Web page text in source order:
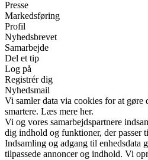
Presse
Markedsføring
Profil
Nyhedsbrevet
Samarbejde
Del et tip
Log på
Registrér dig
Nyhedsmail
Vi samler data via cookies for at gøre
smartere. Læs mere her.
Vi og vores samarbejdspartnere
dig indhold og funktioner, der passer
Indsamling og adgang til enhedsdata
tilpassede annoncer og indhold. Vi